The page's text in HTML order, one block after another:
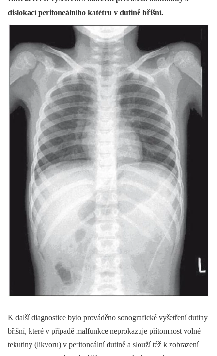
dislokací peritoneálního katétru v dutině břišní.
K další diagnostice bylo prováděno sonografické vyšetření dutiny
břišní, které v případě malfunkce neprokazuje přítomnost volné
tekutiny (likvoru) v peritoneální dutině a slouží též k zobrazení